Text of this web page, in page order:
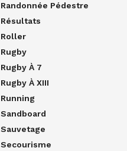
Randonnée Pédestre
Résultats
Roller
Rugby
Rugby À 7
Rugby À XIII
Running
Sandboard
Sauvetage
Secourisme